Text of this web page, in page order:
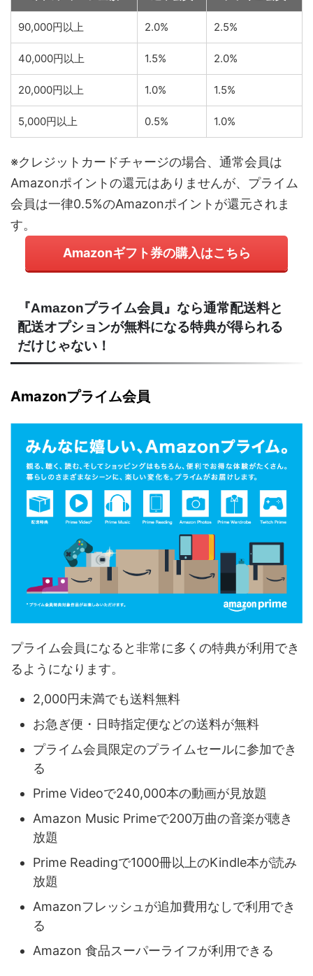
90,000円以上 2.0% 2.5%
40,000円以上 1.5% 2.0%
20,000円以上 1.0% 1.5%
5,000円以上 0.5% 1.0%
※クレジットカードチャージの場合、通常会員は
Amazonポイントの還元はありませんが、プライム
会員は一律0.5%のAmazonポイントが還元されま
す。
Amazonギフト券の購入はこちら
『Amazonプライム会員』なら通常配送料と
配送オプションが無料になる特典が得られる
だけじゃない！
Amazonプライム会員
プライム会員になると非常に多くの特典が利用でき
るようになります。
2,000円未満でも送料無料
お急ぎ便・日時指定便などの送料が無料
プライム会員限定のプライムセールに参加でき
る
Prime Videoで240,000本の動画が見放題
Amazon Music Primeで200万曲の音楽が聴き
放題
Prime Readingで1000冊以上のKindle本が読み
放題
Amazonフレッシュが追加費用なしで利用でき
る
Amazon 食品スーパーライフが利用できる